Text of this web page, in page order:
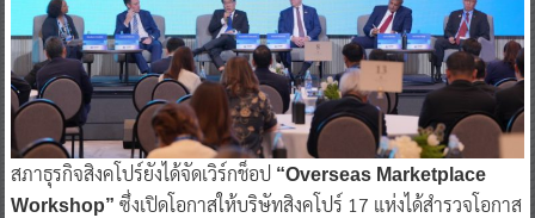
สภาธุรกิจสิงคโปร์ยังได้จัดเวิร์กช็อป “Overseas Marketplace
Workshop” ซึ่งเปิดโอกาสให้บริษัทสิงคโปร์ 17 แห่งได้สำรวจโอกาส